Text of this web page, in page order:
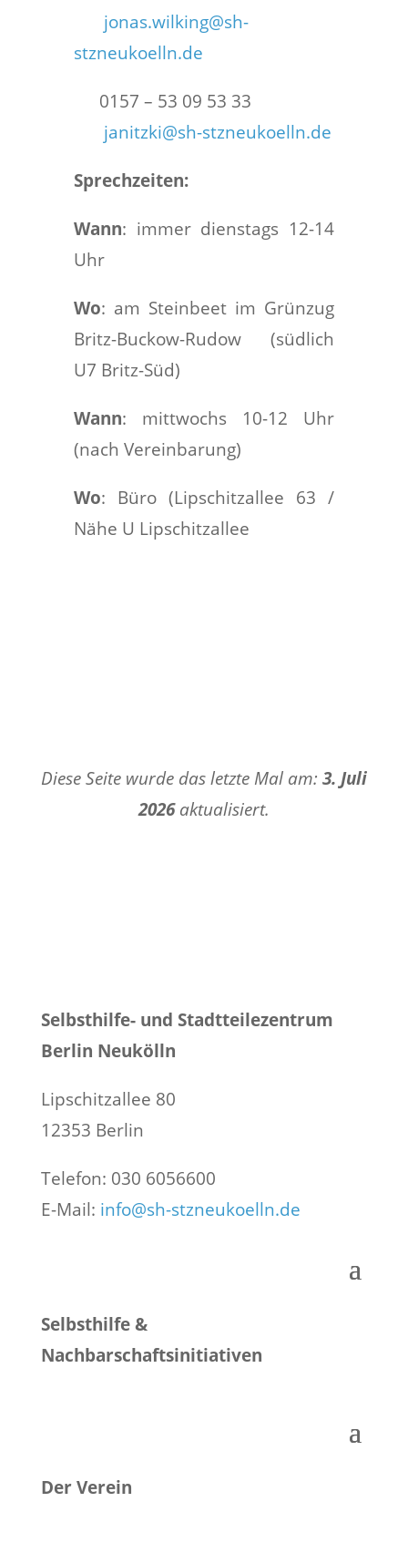
jonas.wilking@sh-
stzneukoelln.de
0157 – 53 09 53 33
janitzki@sh-stzneukoelln.de
Sprechzeiten:
Wann: immer dienstags 12-14
Uhr
Wo: am Steinbeet im Grünzug
Britz-Buckow-Rudow (südlich
U7 Britz-Süd)
Wann: mittwochs 10-12 Uhr
(nach Vereinbarung)
Wo: Büro (Lipschitzallee 63 /
Nähe U Lipschitzallee
Diese Seite wurde das letzte Mal am: 3. Juli
2026aktualisiert.
Selbsthilfe- und Stadtteilezentrum
Berlin Neukölln
Lipschitzallee 80
12353 Berlin
Telefon: 030 6056600
E-Mail: info@sh-stzneukoelln.de
Selbsthilfe &
Nachbarschaftsinitiativen
Der Verein